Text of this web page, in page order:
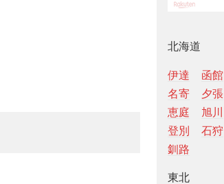
北海道
伊達 函館
名寄
夕張
恵庭
旭川
登別
石狩
釧路
東北